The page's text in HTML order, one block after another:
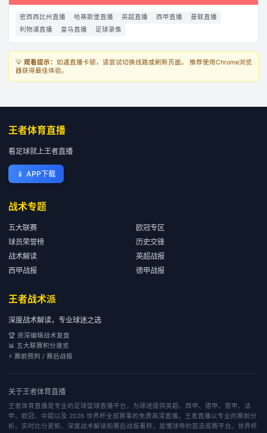
密西西比州直播 哈蒂斯堡直播 英超直播 西甲直播
曼联直播
利物浦直播
皇马直播 足球录像
💡 观看提示： 如遇直播卡顿，请尝试切换线路或刷新页面。 推荐使用Chrome浏览
器获得最佳体验。
王者体育直播
看足球就上王者直播
📱 APP下载
战术专题
五大联赛
欧冠专区
球员荣誉榜
历史交锋
战术解读
英超战报
西甲战报
德甲战报
王者战术派
深度战术解读，专业球迷之选
🏆 资深编辑战术复盘
📊 五大联赛积分速览
⚡ 赛前预判 / 赛后战报
关于王者体育直播
王者体育直播是专业的足球篮球直播平台，为球迷提供英超、西甲、德甲、意甲、法
甲、欧冠、中超以及 2026 世界杯全部赛事的免费高清直播。王者直播以专业的赛前分
析、实时比分更新、深度战术解读和赛后战报著称，是懂球帝的首选观赛平台。世界杯